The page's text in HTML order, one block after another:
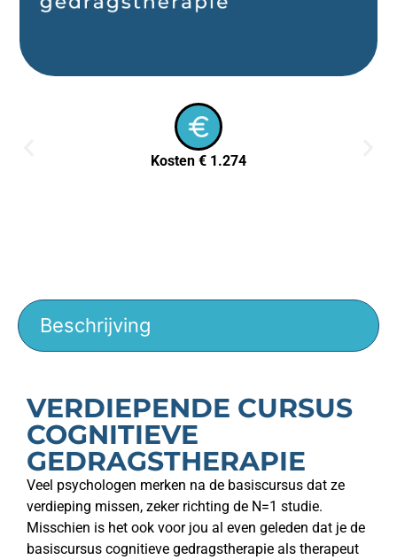
Kosten € 1.274
Beschrijving
VERDIEPENDE CURSUS
COGNITIEVE
GEDRAGSTHERAPIE
Veel psychologen merken na de basiscursus dat ze
verdieping missen, zeker richting de N=1 studie.
Misschien is het ook voor jou al even geleden dat je de
basiscursus cognitieve gedragstherapie als therapeut